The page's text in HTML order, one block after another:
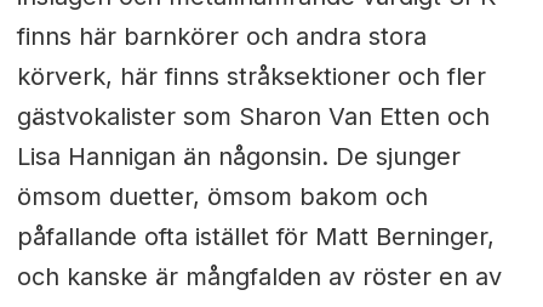
finns här barnkörer och andra stora
körverk, här finns stråksektioner och fler
gästvokalister som Sharon Van Etten och
Lisa Hannigan än någonsin. De sjunger
ömsom duetter, ömsom bakom och
påfallande ofta istället för Matt Berninger,
och kanske är mångfalden av röster en av